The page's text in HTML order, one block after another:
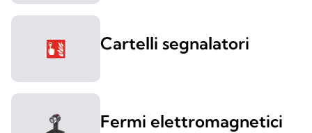
Cartelli segnalatori
Fermi elettromagnetici